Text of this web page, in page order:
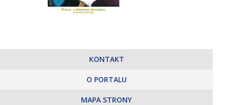
KONTAKT
O PORTALU
MAPA STRONY